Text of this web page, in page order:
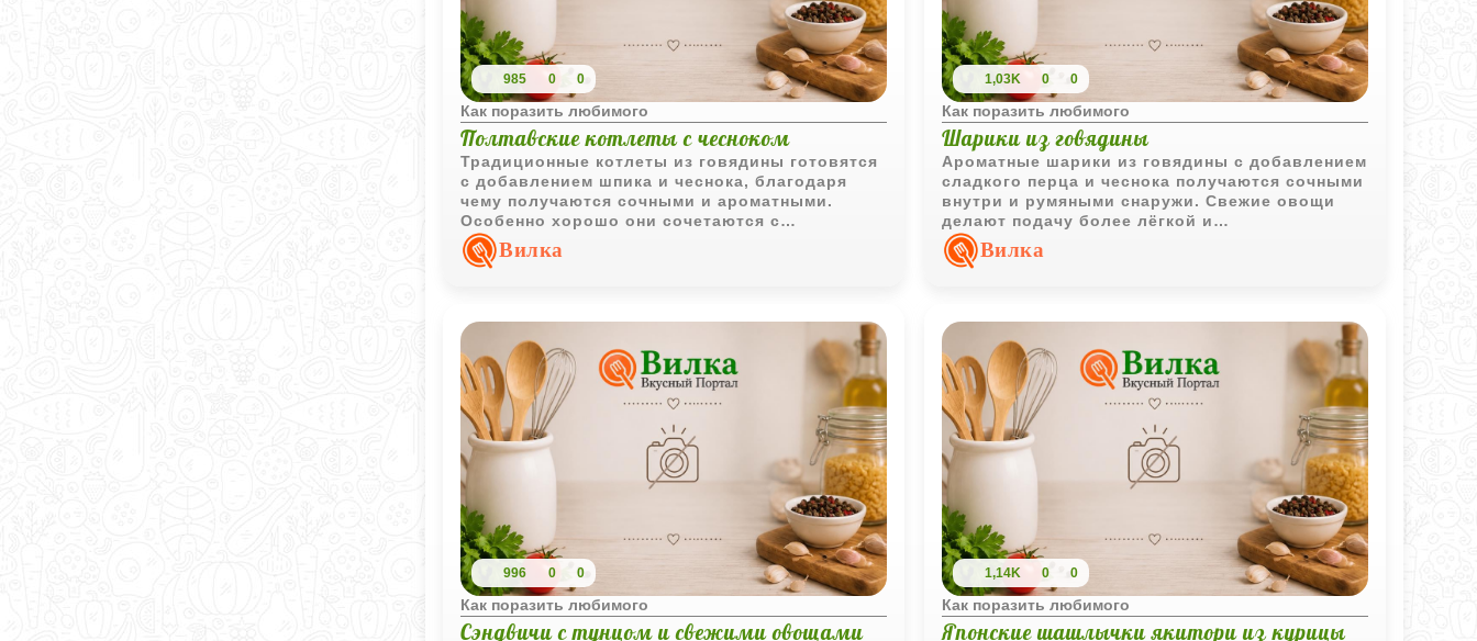
985 0 0
Как поразить любимого
Полтавские котлеты с чесноком
Традиционные котлеты из говядины готовятся
с добавлением шпика и чеснока, благодаря
чему получаются сочными и ароматными.
Особенно хорошо они сочетаются с
обжаренным картофелем и растопленным
сливочным маслом.
Вилка
1,03K 0 0
Как поразить любимого
Шарики из говядины
Ароматные шарики из говядины с добавлением
сладкого перца и чеснока получаются сочными
внутри и румяными снаружи. Свежие овощи
делают подачу более лёгкой и
сбалансированной.
Вилка
996 0 0
Как поразить любимого
Сэндвичи с тунцом и свежими овощами
1,14K 0 0
Как поразить любимого
Японские шашлычки якитори из курицы